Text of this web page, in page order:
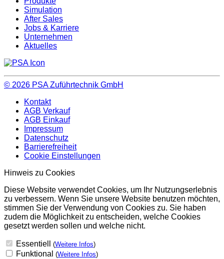
Simulation
After Sales
Jobs & Karriere
Unternehmen
Aktuelles
© 2026 PSA Zuführtechnik GmbH
Kontakt
AGB Verkauf
AGB Einkauf
Impressum
Datenschutz
Barrierefreiheit
Cookie Einstellungen
Hinweis zu Cookies
Diese Website verwendet Cookies, um Ihr Nutzungserlebnis
zu verbessern. Wenn Sie unsere Website benutzen möchten,
stimmen Sie der Verwendung von Cookies zu. Sie haben
zudem die Möglichkeit zu entscheiden, welche Cookies
gesetzt werden sollen und welche nicht.
Essentiell (Weitere Infos)
Funktional (Weitere Infos)